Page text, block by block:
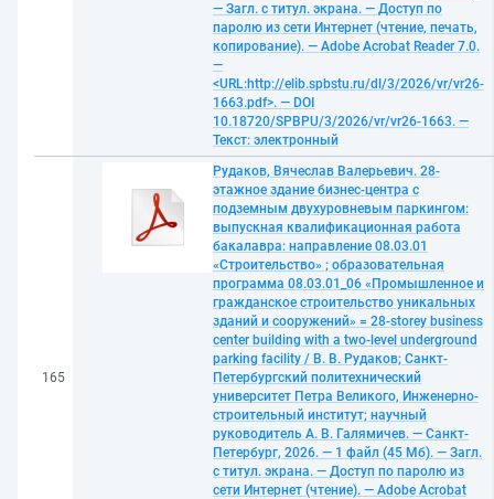
— Загл. с титул. экрана. — Доступ по
паролю из сети Интернет (чтение, печать,
копирование). — Adobe Acrobat Reader 7.0.
—
<URL:http://elib.spbstu.ru/dl/3/2026/vr/vr26-
1663.pdf>. — DOI
10.18720/SPBPU/3/2026/vr/vr26-1663. —
Текст: электронный
165
Рудаков, Вячеслав Валерьевич. 28-
этажное здание бизнес-центра с
подземным двухуровневым паркингом:
выпускная квалификационная работа
бакалавра: направление 08.03.01
«Строительство» ; образовательная
программа 08.03.01_06 «Промышленное и
гражданское строительство уникальных
зданий и сооружений» = 28-storey business
center building with a two-level underground
parking facility / В. В. Рудаков; Санкт-
Петербургский политехнический
университет Петра Великого, Инженерно-
строительный институт; научный
руководитель А. В. Галямичев. — Санкт-
Петербург, 2026. — 1 файл (45 Мб). — Загл.
с титул. экрана. — Доступ по паролю из
сети Интернет (чтение). — Adobe Acrobat